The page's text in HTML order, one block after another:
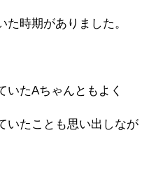
時期がありました。
いたAちゃんともよく
いたことも思い出しなが